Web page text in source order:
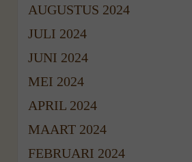
AUGUSTUS 2024
JULI 2024
JUNI 2024
MEI 2024
APRIL 2024
MAART 2024
FEBRUARI 2024